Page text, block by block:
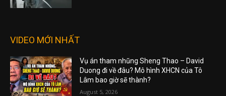
VIDEO MỚI NHẤT
Vụ án tham nhũng Sheng Thao – David
Duong đi về đâu? Mô hình XHCN của Tô
Lâm bao giờ sẽ thành?
August 5, 2026